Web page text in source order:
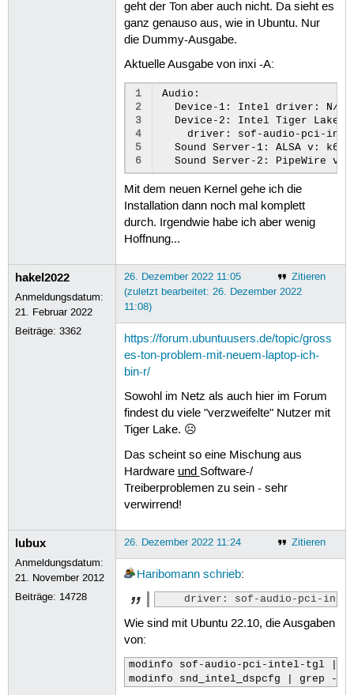
geht der Ton aber auch nicht. Da sieht es
ganz genauso aus, wie in Ubuntu. Nur
die Dummy-Ausgabe.
Aktuelle Ausgabe von inxi -A:
1
2
3
4
5
6
Audio:
  Device-1: Intel driver: N/A
Device-2: Intel Tiger Lake-
driver: sof-audio-pci-
Sound Server-1: ALSA v:
Mit dem neuen Kernel gehe ich die
Installation dann noch mal komplett
durch. Irgendwie habe ich aber wenig
Hoffnung...
hakel2022
Anmeldungsdatum:
21. Februar 2022
Beiträge:3362
Zitieren
26. Dezember 2022 11:05
(zuletzt bearbeitet: 26. Dezember 2022
11:08)
https://forum.ubuntuusers.de/topic/gross
es-ton-problem-mit-neuem-laptop-ich-
bin-r/
Sowohl im Netz als auch hier im Forum
findest du viele "verzweifelte" Nutzer mit
Tiger Lake. ☹
Das scheint so eine Mischung aus
Hardware und Software-/
Treiberproblemen zu sein - sehr
verwirrend!
lubux
Anmeldungsdatum:
21. November 2012
Beiträge: 14728
Zitieren
26. Dezember 2022 11:24
Haribomann schrieb:
driver: sof-audio-pci-
Wie sind mit Ubuntu 22.10, die Ausgaben
von:
modinfo sof-audio-pci-intel-tgl |
modinfo snd_intel_dspcfg | grep -i